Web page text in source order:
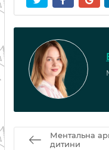
Ментальна
дитини